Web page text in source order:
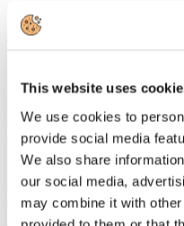
This website uses
We use cookies to
provide social media
We also share
our social media,
may combine it with
4. Ai fini dell'attribuzione
prevista nel
collaborazione
almeno un
Organismo di ricerca,
deve
essere sottoscritto prima
agevolazioni?